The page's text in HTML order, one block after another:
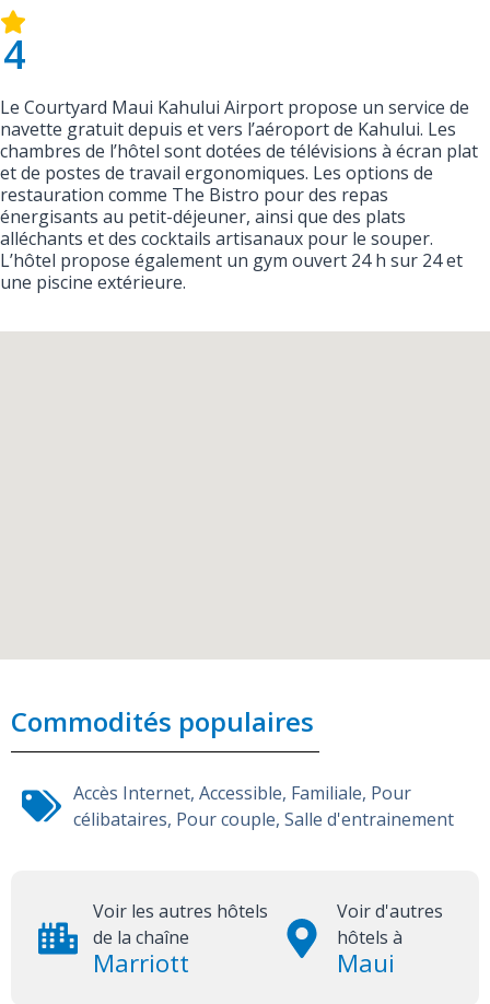
4
Le Courtyard Maui Kahului Airport propose un service de
navette gratuit depuis et vers l’aéroport de Kahului. Les
chambres de l’hôtel sont dotées de télévisions à écran plat
et de postes de travail ergonomiques. Les options de
restauration comme The Bistro pour des repas
énergisants au petit-déjeuner, ainsi que des plats
alléchants et des cocktails artisanaux pour le souper.
L’hôtel propose également un gym ouvert 24 h sur 24 et
une piscine extérieure.
Commodités populaires
Accès Internet, Accessible, Familiale, Pour
célibataires, Pour couple, Salle d'entrainement
Voir les autres hôtels
de la chaîne
Marriott
Voir d'autres
hôtels à
Maui